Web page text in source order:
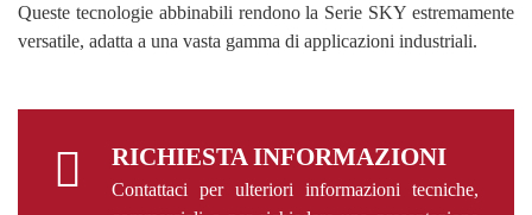
Queste tecnologie abbinabili rendono la Serie SKY estremamente
versatile, adatta a una vasta gamma di applicazioni industriali.
RICHIESTA INFORMAZIONI
Contattaci per ulteriori informazioni tecniche,